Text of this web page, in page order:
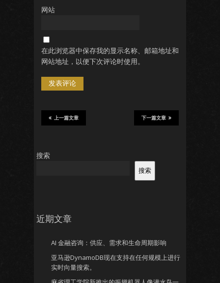
网站
在此浏览器中保存我的显示名称、邮箱地址和
网站地址，以便下次评论时使用。
下一篇文章
上一篇文章
搜索
搜索
近期文章
AI 金融咨询：供应、需求和生命周期影响
亚马逊DynamoDB现在支持在任何规模上进行
实时向量搜索。